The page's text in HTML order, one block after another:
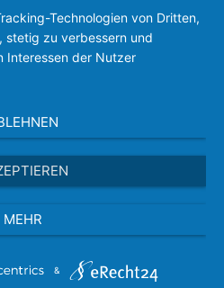
Technologien von Dritten,
stetig zu verbessern und
Interessen der Nutzer
MEHR
&